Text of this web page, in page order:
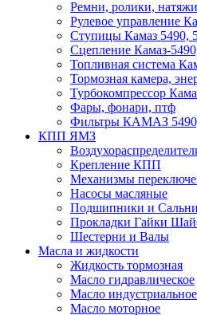
Ремни, ролики,
Рулевое управление
Ступицы Камаз 5490,
Сцепление Камаз-
Топливная система
Тормозная камера,
Турбокомпрессор
Фары, фонари, птф
Фильтры КАМАЗ 5490,
КПП ЯМЗ
Крепление КПП
Механизмы
Насосы масляные
Подшипники и
Прокладки Гайки
Шестерни и Валы
Масла и жидкости
Жидкость тормозная
Масло гидравлическое
Масло индустриальное
Масло моторное